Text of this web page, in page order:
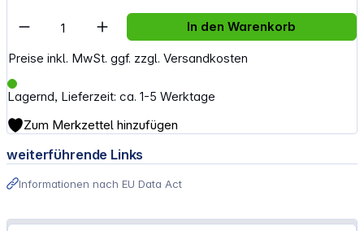
Preise inkl. MwSt. ggf. zzgl. Versandkosten
Lagernd, Lieferzeit: ca. 1-5 Werktage
Artikel Anzahl: Gib den gewünschten
In den Warenkorb
Zum Merkzettel hinzufügen
weiterführende Links
Informationen nach EU Data Act